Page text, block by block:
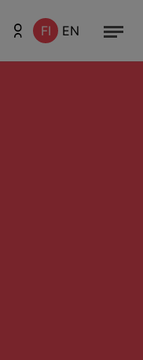
FI EN